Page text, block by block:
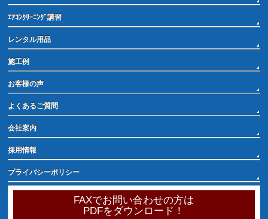
ｴｱｺﾝｸﾘｰﾆﾝｸﾞ講習
レンタル用品
施工例
お客様の声
よくあるご質問
会社案内
採用情報
プライバシーポリシー
FAXでお問い合わせの方は
PDFをダウンロード！